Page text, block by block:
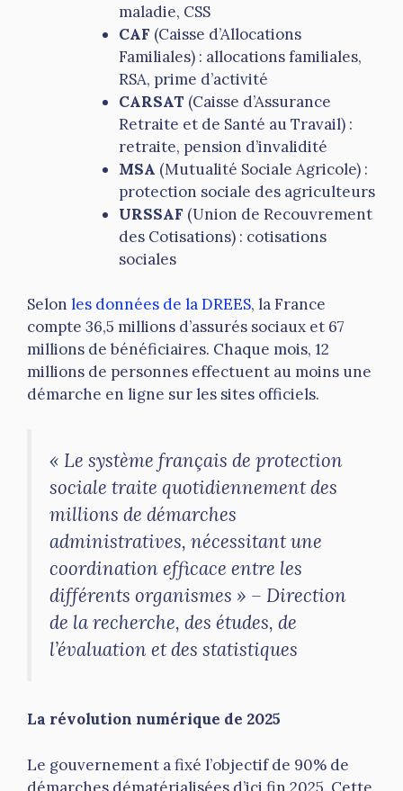
maladie, CSS
CAF (Caisse d’Allocations
Familiales) : allocations familiales,
RSA, prime d’activité
CARSAT (Caisse d’Assurance
Retraite et de Santé au Travail) :
retraite, pension d’invalidité
MSA (Mutualité Sociale Agricole) :
protection sociale des agriculteurs
URSSAF (Union de Recouvrement
des Cotisations) : cotisations
sociales
Selon les données de la DREES, la France
compte 36,5 millions d’assurés sociaux et 67
millions de bénéficiaires. Chaque mois, 12
millions de personnes effectuent au moins une
démarche en ligne sur les sites officiels.
« Le système français de protection
sociale traite quotidiennement des
millions de démarches
administratives, nécessitant une
coordination efficace entre les
différents organismes » – Direction
de la recherche, des études, de
l’évaluation et des statistiques
La révolution numérique de 2025
Le gouvernement a fixé l’objectif de 90% de